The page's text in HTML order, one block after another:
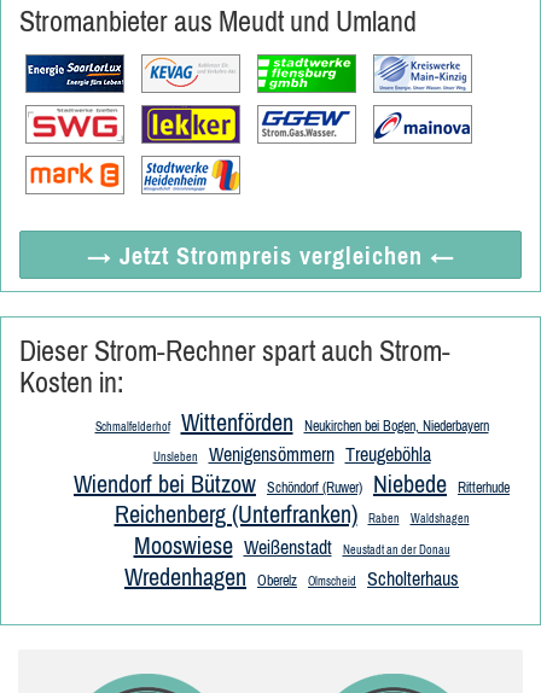
Stromanbieter aus Meudt und Umland
→ Jetzt Strompreis vergleichen ←
Dieser Strom-Rechner spart auch Strom-
Kosten in:
Schmalfelderhof Wittenförden Neukirchen bei Bogen, Niederbayern
Unsleben Wenigensömmern Treugeböhla
Wiendorf bei Bützow Schöndorf (Ruwer) Niebede Ritterhude
Reichenberg (Unterfranken) Raben Waldshagen
Mooswiese Weißenstadt Neustadt an der Donau
Wredenhagen Oberelz Olmscheid Scholterhaus